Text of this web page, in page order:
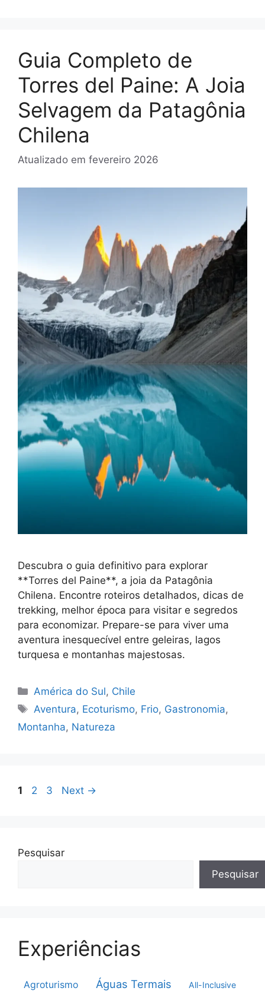
Guia Completo de
Torres del Paine: A Joia
Selvagem da Patagônia
Chilena
Atualizado em fevereiro 2026
Descubra o guia definitivo para explorar
**Torres del Paine**, a joia da Patagônia
Chilena. Encontre roteiros detalhados, dicas de
trekking, melhor época para visitar e segredos
para economizar. Prepare-se para viver uma
aventura inesquecível entre geleiras, lagos
turquesa e montanhas majestosas.
Categorias
América do Sul, Chile
Tags
Aventura, Ecoturismo, Frio, Gastronomia,
Montanha, Natureza
Page
1 Page
2 Page
3 Next →
Pesquisar
Pesquisar
Experiências
Agroturismo Águas Termais All-Inclusive